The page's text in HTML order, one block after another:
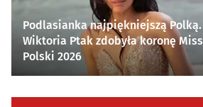
Podlasianka najpiękniejszą Polką.
Wiktoria Ptak zdobyła koronę Miss
Polski 2026